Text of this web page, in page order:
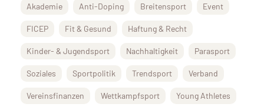
Akademie Anti-Doping Breitensport Event
FICEP Fit & Gesund Haftung & Recht
Kinder- & Jugendsport Nachhaltigkeit Parasport
Soziales Sportpolitik Trendsport Verband
Vereinsfinanzen Wettkampfsport Young Athletes